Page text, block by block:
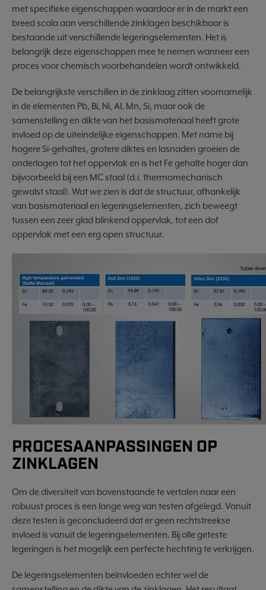
met specifieke eigenschappen waardoor er in de markt een
breed scala aan verschillende zinklagen beschikbaar is
bestaande uit verschillende legeringselementen. Het is
belangrijk deze eigenschappen mee te nemen wanneer een
proces voor chemisch voorbehandelen wordt ontwikkeld.
De belangrijkste verschillen in de zinklaag zitten voornamelijk
in de elementen Pb, Bi, Ni, Al, Mn, Si, maar ook de
samenstelling en dikte van het basismateriaal heeft grote
invloed op de uiteindelijke eigenschappen. Met name bij
hogere Si-gehaltes, grotere diktes en lasnaden groeien de
onderlagen tot het oppervlak en is het Fe gehalte hoger dan
bijvoorbeeld bij een MC staal (d.i. thermomechanisch
gewalst staal). Wat we zien is dat de structuur, afhankelijk
van basismateriaal en legeringselementen, zich beweegt
tussen een zeer glad blinkend oppervlak, tot een dof
oppervlak met een erg open structuur.
PROCESAANPASSINGEN OP
ZINKLAGEN
Om de diversiteit van bovenstaande te vertalen naar een
robuust proces is een lange weg van testen afgelegd. Vanuit
deze testen is geconcludeerd dat er geen rechtstreekse
invloed is vanuit de legeringselementen. Bij alle geteste
legeringen is het mogelijk een perfecte hechting te verkrijgen.
De legeringselementen beïnvloeden echter wel de